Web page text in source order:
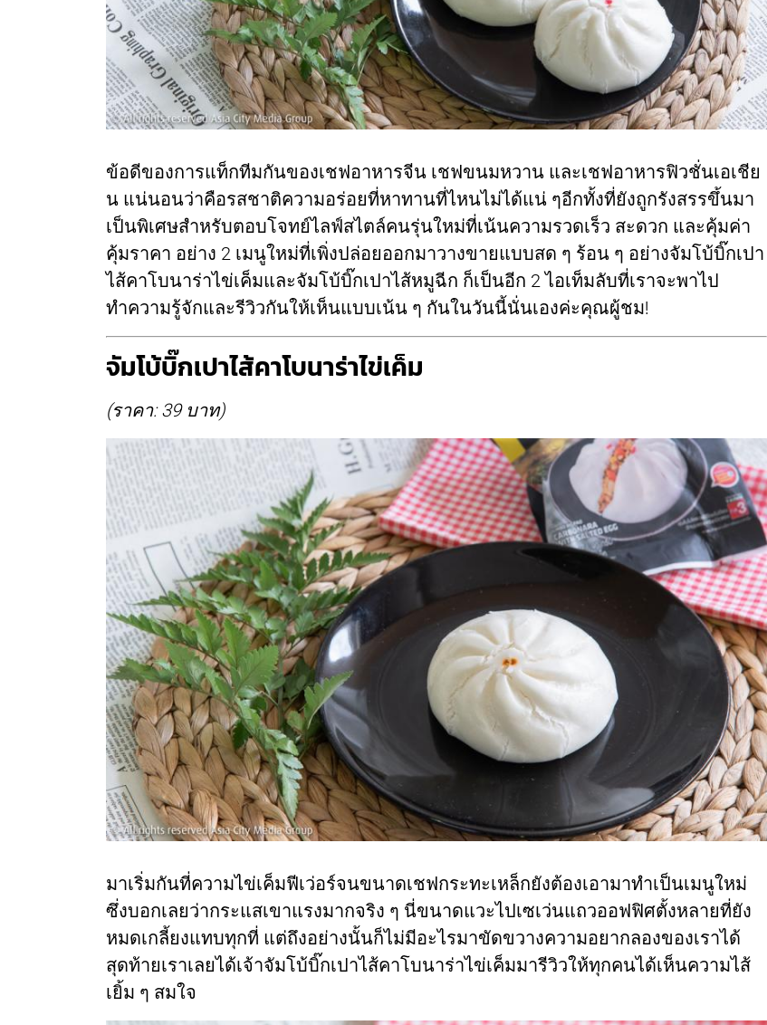
ข้อดีของการแท็กทีมกันของเชฟอาหารจีน เชฟขนมหวาน และเชฟอาหารฟิวชั่นเอเชีย
น แน่นอนว่าคือรสชาติความอร่อยที่หาทานที่ไหนไม่ได้แน่ ๆอีกทั้งที่ยังถูกรังสรรขึ้นมา
เป็นพิเศษสำหรับตอบโจทย์ไลฟ์สไตล์คนรุ่นใหม่ที่เน้นความรวดเร็ว สะดวก และคุ้มค่า
คุ้มราคา อย่าง 2 เมนูใหม่ที่เพิ่งปล่อยออกมาวางขายแบบสด ๆ ร้อน ๆ อย่างจัมโบ้บิ๊กเปา
ไส้คาโบนาร่าไข่เค็มและจัมโบ้บิ๊กเปาไส้หมูฉีก ก็เป็นอีก 2 ไอเท็มลับที่เราจะพาไป
ทำความรู้จักและรีวิวกันให้เห็นแบบเน้น ๆ กันในวันนี้นั่นเองค่ะคุณผู้ชม!
จัมโบ้บิ๊กเปาไส้คาโบนาร่าไข่เค็ม
(ราคา: 39 บาท)
มาเริ่มกันที่ความไข่เค็มฟีเว่อร์จนขนาดเชฟกระทะเหล็กยังต้องเอามาทำเป็นเมนูใหม่
ซึ่งบอกเลยว่ากระแสเขาแรงมากจริง ๆ นี่ขนาดแวะไปเซเว่นแถวออฟฟิศตั้งหลายที่ยัง
หมดเกลี้ยงแทบทุกที่ แต่ถึงอย่างนั้นก็ไม่มีอะไรมาขัดขวางความอยากลองของเราได้
สุดท้ายเราเลยได้เจ้าจัมโบ้บิ๊กเปาไส้คาโบนาร่าไข่เค็มมารีวิวให้ทุกคนได้เห็นความไส้
เยิ้ม ๆ สมใจ